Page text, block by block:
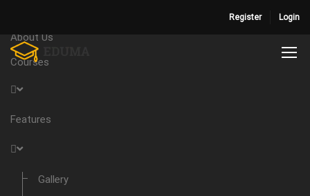
Register Login
About Us
Courses
Features
Gallery